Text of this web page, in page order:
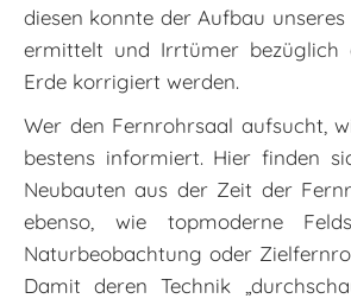
diesen konnte der Aufbau
ermittelt und Irrtümer bezüglich
Erde korrigiert werden.
Wer den Fernrohrsaal aufsucht,
bestens informiert. Hier finden
Neubauten aus der Zeit der
ebenso, wie topmoderne
Naturbeobachtung oder
Damit deren Technik